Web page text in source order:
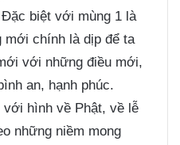
biệt với mùng 1 là
mới chính là dịp để ta
với những điều mới,
an, hạnh phúc.
với hình về Phật, về lễ
những niềm mong